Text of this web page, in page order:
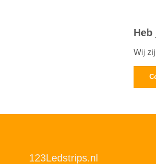
Heb
Wij
123Ledstrips.nl